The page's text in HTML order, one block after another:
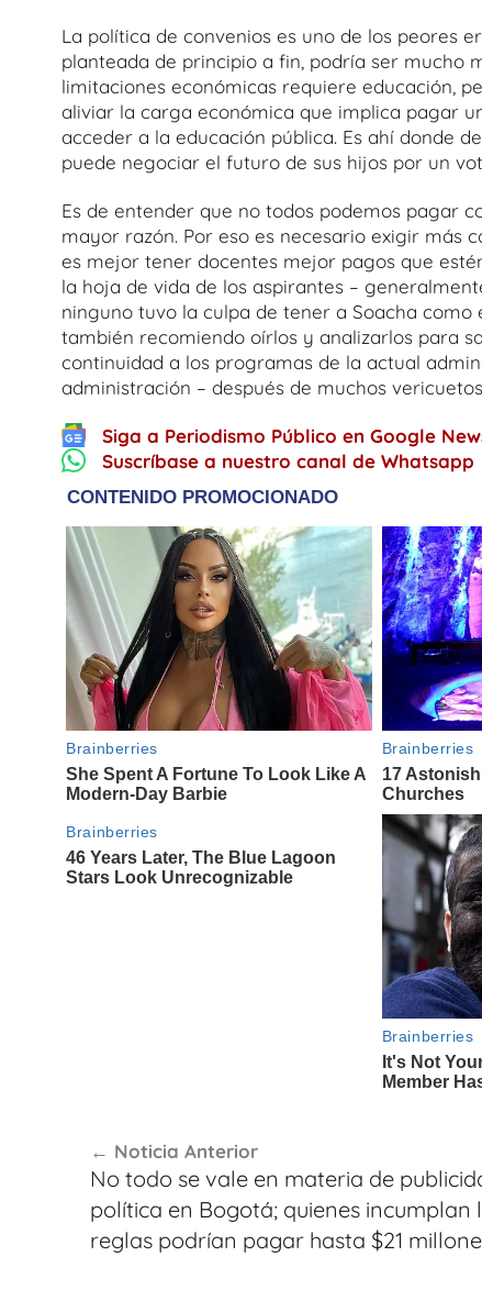
La política de convenios es uno de los peores
planteada de principio a fin, podría ser mucho
limitaciones económicas requiere educación,
aliviar la carga económica que implica pagar
acceder a la educación pública. Es ahí donde
puede negociar el futuro de sus hijos por un
Es de entender que no todos podemos pagar
mayor razón. Por eso es necesario exigir más
es mejor tener docentes mejor pagos que
la hoja de vida de los aspirantes –
ninguno tuvo la culpa de tener a Soacha
también recomiendo oírlos y analizarlos para
continuidad a los programas de la actual
administración – después de muchos
Siga a Periodismo Público en Google
Suscríbase a nuestro canal de Whatsapp
de
entradas
Noticia Anterior
No todo se vale en materia de
política en Bogotá; quienes incumplan
reglas podrían pagar hasta $21